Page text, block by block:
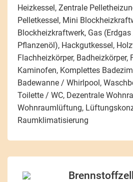
Heizkessel, Zentrale
Pelletkessel, Mini
Blockheizkraftwerk, Gas
Pflanzenöl), Hackgutkessel,
Flachheizkörper, Badheizkörper,
Kaminofen, Komplettes
Badewanne / Whirlpool,
Toilette / WC, Dezentrale
Wohnraumlüftung,
Raumklimatisierung